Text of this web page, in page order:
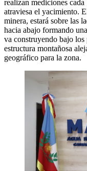
realizan mediciones
atraviesa el yacimiento.
minera, estará sobre las
hacia abajo formando
va construyendo bajo
estructura montañosa
geográfico para la zona.